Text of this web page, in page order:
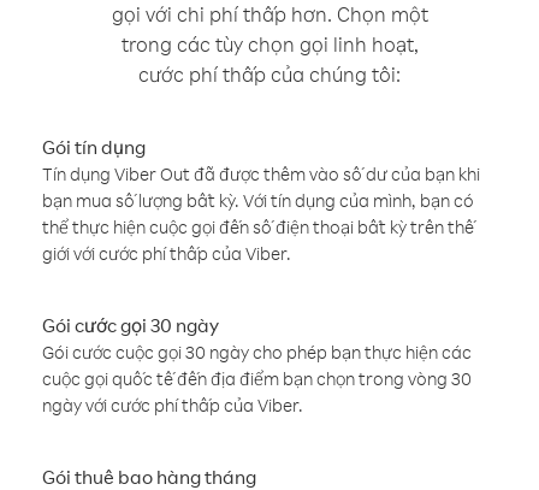
gọi với chi phí thấp hơn. Chọn một
trong các tùy chọn gọi linh hoạt,
cước phí thấp của chúng tôi:
Gói tín dụng
Tín dụng Viber Out đã được thêm vào số dư của bạn khi
bạn mua số lượng bất kỳ. Với tín dụng của mình, bạn có
thể thực hiện cuộc gọi đến số điện thoại bất kỳ trên thế
giới với cước phí thấp của Viber.
Gói cước gọi 30 ngày
Gói cước cuộc gọi 30 ngày cho phép bạn thực hiện các
cuộc gọi quốc tế đến địa điểm bạn chọn trong vòng 30
ngày với cước phí thấp của Viber.
Gói thuê bao hàng tháng